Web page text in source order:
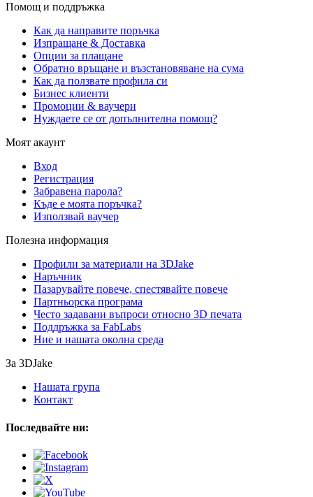
Помощ и поддръжка
Как да направите поръчка
Изпращане & Доставка
Опции за плащане
Обратно връщане и възстановяване на сума
Как да ползвате профила си
Бизнес клиенти
Промоции & ваучери
Нуждаете се от допълнителна помощ?
Моят акаунт
Вход
Регистрация
Забравена парола?
Къде е моята поръчка?
Използвай ваучер
Полезна информация
Профили за материали на 3DJake
Наръчник
Пазарувайте повече, спестявайте повече
Партньорска програма
Често задавани въпроси относно 3D печата
Поддръжка за FabLabs
Ние и нашата околна среда
За 3DJake
Нашата група
Контакт
Последвайте ни: